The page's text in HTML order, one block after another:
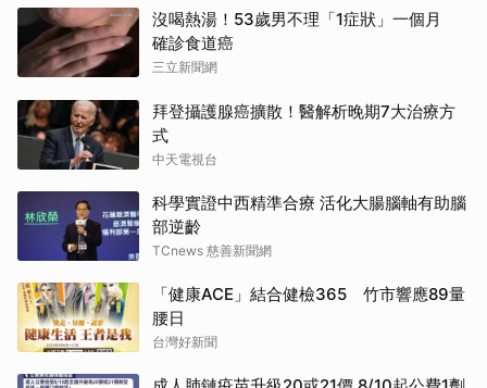
沒喝熱湯！53歲男不理「1症狀」一個月
確診食道癌
三立新聞網
拜登攝護腺癌擴散！醫解析晚期7大治療方
式
中天電視台
科學實證中西精準合療 活化大腸腦軸有助腦
部逆齡
TCnews 慈善新聞網
「健康ACE」結合健檢365 竹市響應89量
腰日
台灣好新聞